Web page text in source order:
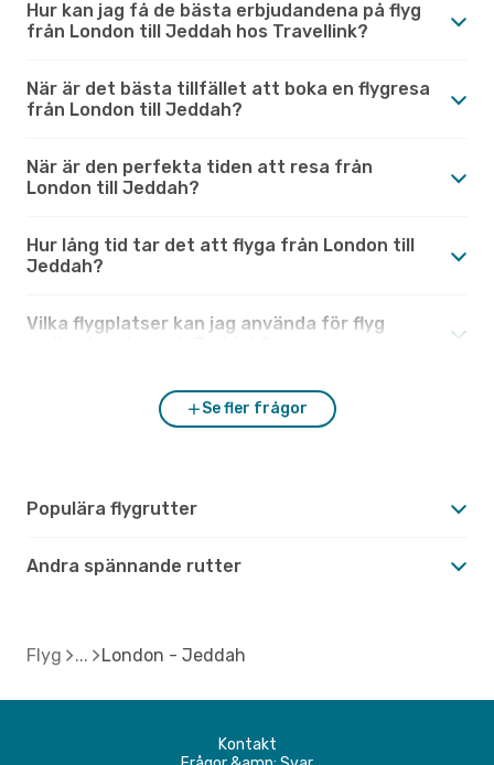
Hur kan jag få de bästa erbjudandena på flyg
från London till Jeddah hos Travellink?
När är det bästa tillfället att boka en flygresa
från London till Jeddah?
När är den perfekta tiden att resa från
London till Jeddah?
Hur lång tid tar det att flyga från London till
Jeddah?
Vilka flygplatser kan jag använda för flyg
Se fler frågor
Populära flygrutter
Andra spännande rutter
Flyg London - Jeddah
Kontakt